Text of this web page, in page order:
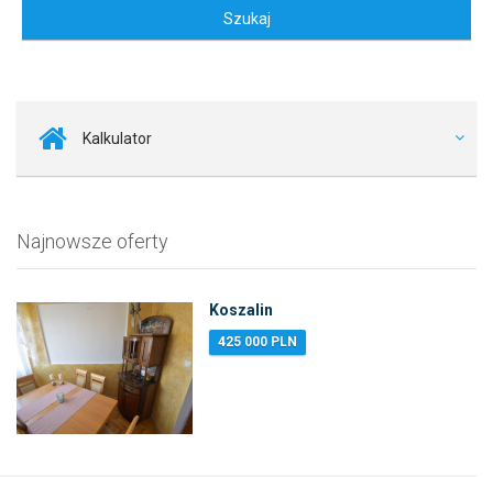
Kalkulator
Najnowsze oferty
Koszalin
425 000 PLN